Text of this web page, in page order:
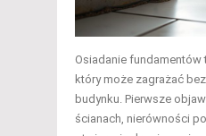
Osiadanie fundamentów
który może zagrażać
budynku. Pierwsze
ścianach, nierówności